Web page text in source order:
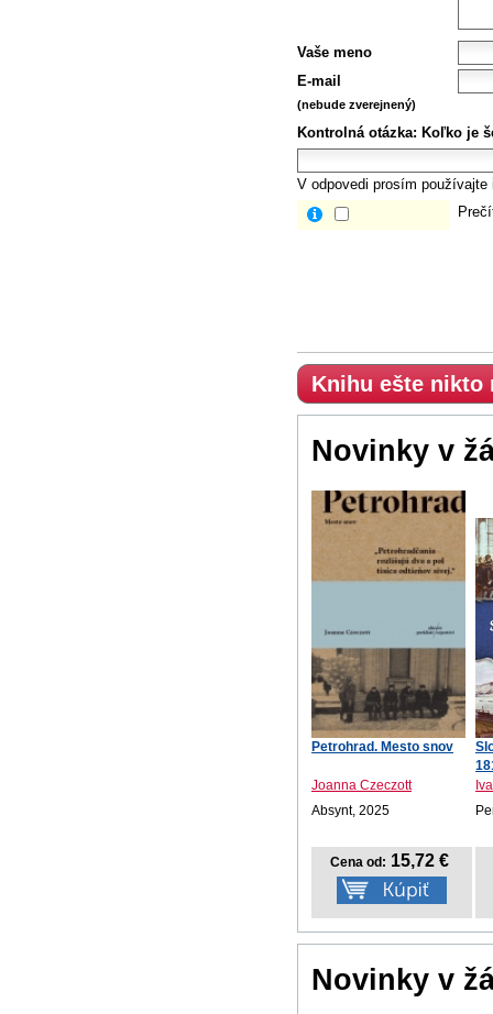
Vaše meno
E-mail
(nebude zverejnený)
Kontrolná otázka: Koľko je
V odpovedi prosím
Knihu ešte nikto
Novinky v
Petrohrad. Mesto snov
Joanna Czeczott
Absynt, 2025
Cena od: 15,72 €
Novinky v